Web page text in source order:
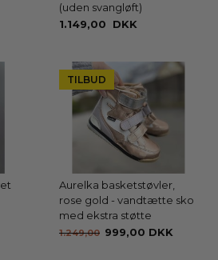
(uden svangløft)
1.149,00 DKK
TILBUD
Aurelka basketstøvler,
rose gold - vandtætte sko
med ekstra støtte
1.249,00 999,00 DKK